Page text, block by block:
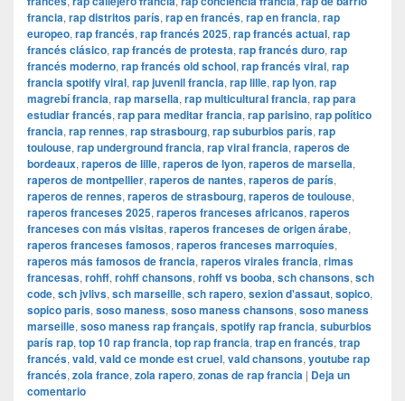
francia, rap distritos parís, rap en francés, rap en francia, rap
europeo, rap francés, rap francés 2025, rap francés actual, rap
francés clásico, rap francés de protesta, rap francés duro, rap
francés moderno, rap francés old school, rap francés viral, rap
francia spotify viral, rap juvenil francia, rap lille, rap lyon, rap
magrebí francia, rap marsella, rap multicultural francia, rap para
estudiar francés, rap para meditar francia, rap parisino, rap político
francia, rap rennes, rap strasbourg, rap suburbios parís, rap
toulouse, rap underground francia, rap viral francia, raperos de
bordeaux, raperos de lille, raperos de lyon, raperos de marsella,
raperos de montpellier, raperos de nantes, raperos de parís,
raperos de rennes, raperos de strasbourg, raperos de toulouse,
raperos franceses 2025, raperos franceses africanos, raperos
franceses con más visitas, raperos franceses de origen árabe,
raperos franceses famosos, raperos franceses marroquíes,
raperos más famosos de francia, raperos virales francia, rimas
francesas, rohff, rohff chansons, rohff vs booba, sch chansons, sch
code, sch jvlivs, sch marseille, sch rapero, sexion d'assaut, sopico,
sopico paris, soso maness, soso maness chansons, soso maness
marseille, soso maness rap français, spotify rap francia, suburbios
parís rap, top 10 rap francia, top rap francia, trap en francés, trap
francés, vald, vald ce monde est cruel, vald chansons, youtube rap
francés, zola france, zola rapero, zonas de rap francia | Deja un
comentario